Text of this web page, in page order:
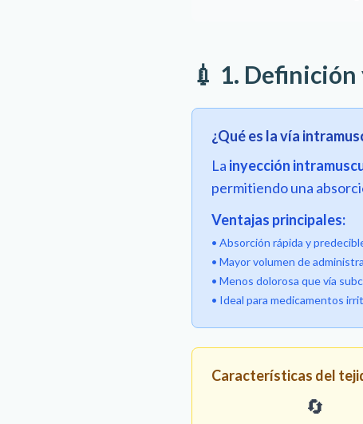
💉 1.
¿Qué es la vía
La inyección
permitiendo una
Ventajas principales:
• Absorción rápida y
• Mayor volumen de
• Menos dolorosa que vía
• Ideal para medicamentos
Características del
🔄